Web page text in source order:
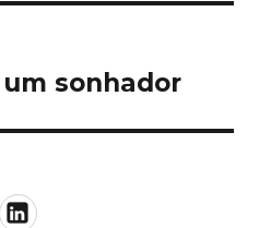
sonhador
LinkedIn